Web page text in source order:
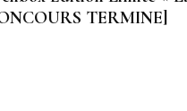
TERMINE]